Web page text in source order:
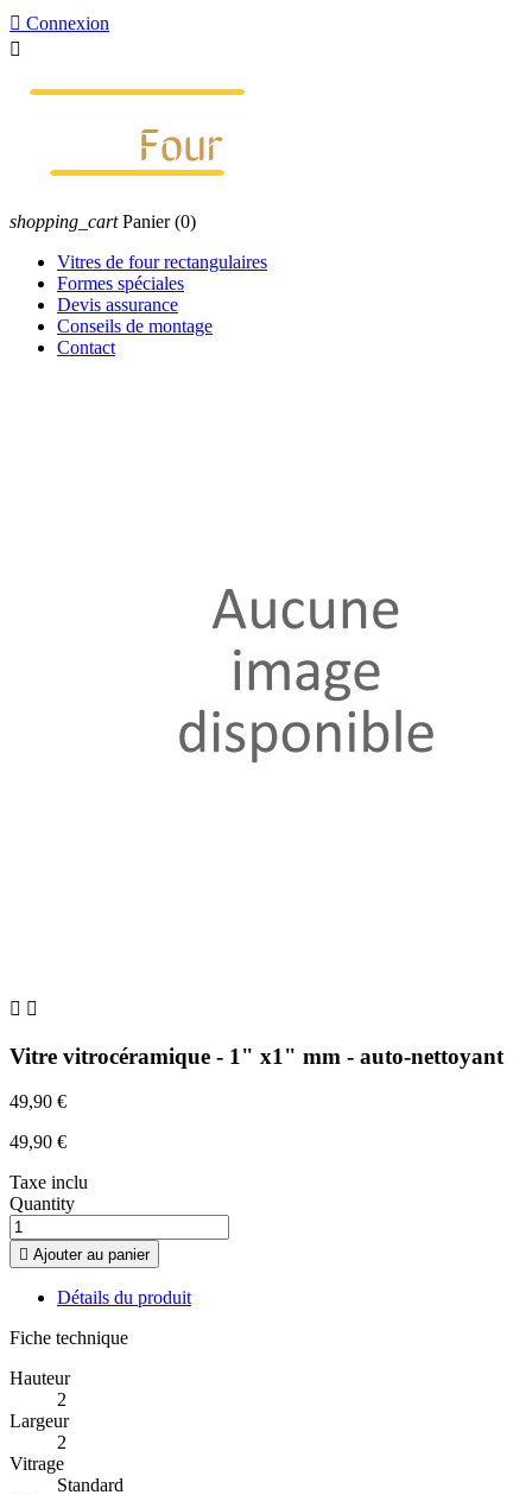
 Connexion

shopping_cart Panier (0)
Vitres de four rectangulaires
Formes spéciales
Devis assurance
Conseils de montage
Contact
 
Vitre vitrocéramique - 1" x1" mm - auto-nettoyant
49,90 €
49,90 €
Taxe inclu
Quantity
 Ajouter au panier
Détails du produit
Fiche technique
Hauteur
2
Largeur
2
Vitrage
Standard